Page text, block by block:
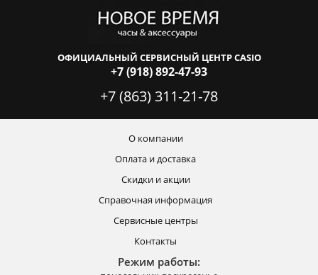
ОФИЦИАЛЬНЫЙ СЕРВИСНЫЙ ЦЕНТР CASIO
+7 (918) 892-47-93
+7 (863) 311-21-78
О компании
Оплата и доставка
Скидки и акции
Справочная информация
Сервисные центры
Контакты
Режим работы: